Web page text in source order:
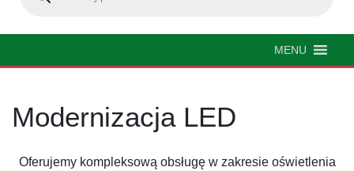
MENU
Modernizacja LED
Oferujemy kompleksową obsługę w zakresie oświetlenia